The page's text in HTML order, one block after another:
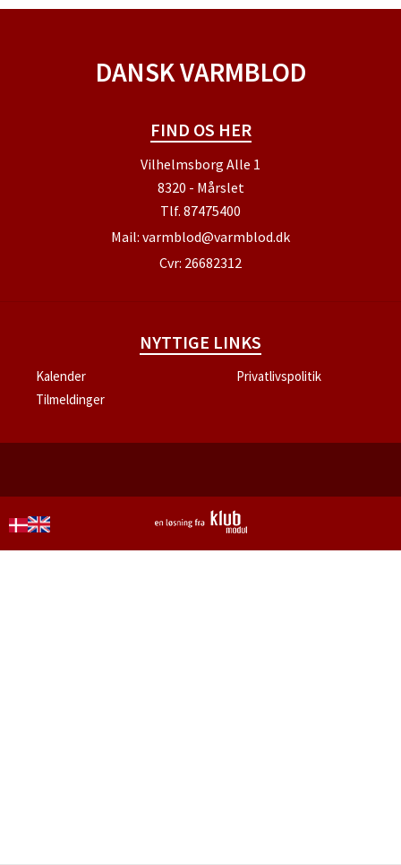
DANSK VARMBLOD
FIND OS HER
Vilhelmsborg Alle 1
8320 - Mårslet
Tlf. 87475400
Mail: varmblod@varmblod.dk
Cvr: 26682312
NYTTIGE LINKS
Kalender
Privatlivspolitik
Tilmeldinger